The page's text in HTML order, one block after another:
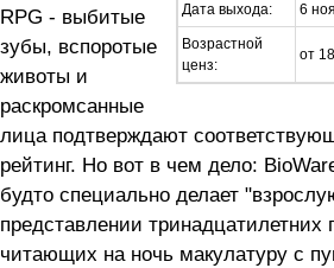
Дата выхода: 6
Возрастной
ценз:
от
RPG - выбитые
зубы, вспоротые
животы и
раскромсанные
лица подтверждают
рейтинг. Но вот в чем дело:
будто специально делает
представлении тринадцатилетних
читающих на ночь макулатуру с